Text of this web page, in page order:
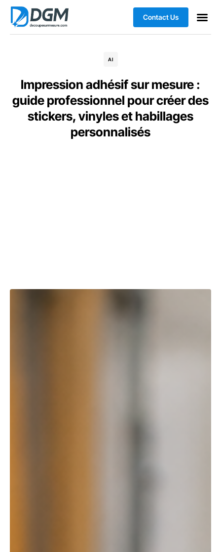
Contact Us
AI
Impression adhésif sur mesure :
guide professionnel pour créer des
stickers, vinyles et habillages
personnalisés